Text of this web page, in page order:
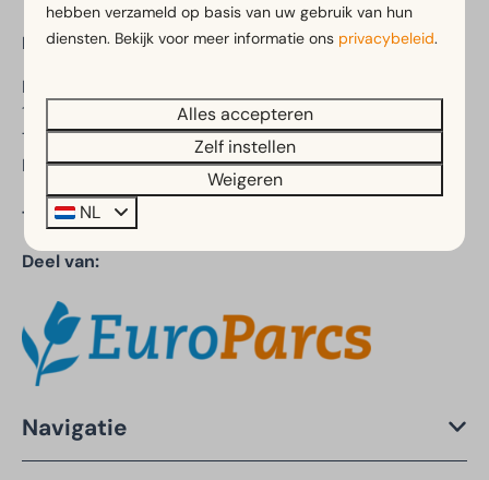
EuroParcs Texel
Postweg 10
1795 JP De Cocksdorp
Texel
Nederland
Telefoonnummer:
Deel van:
Navigatie
hebben verzameld op basis van uw gebruik van hun
diensten. Bekijk voor meer informatie ons privacybeleid.
Alles accepteren
Zelf instellen
Weigeren
NL